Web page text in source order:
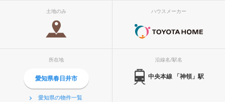
土地のみ ハウスメーカー
所在地
愛知県春日井市
愛知県の物件一覧
沿線名/駅名
中央本線 「神領」駅